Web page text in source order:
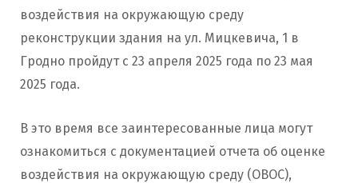
воздействия на окружающую среду
реконструкции здания на ул. Мицкевича, 1 в
Гродно пройдут с 23 апреля 2025 года по 23 мая
2025 года.
В это время все заинтересованные лица могут
ознакомиться с документацией отчета об оценке
воздействия на окружающую среду (ОВОС),